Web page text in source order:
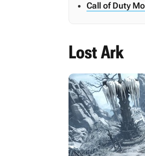
Call of Duty
Lost Ark